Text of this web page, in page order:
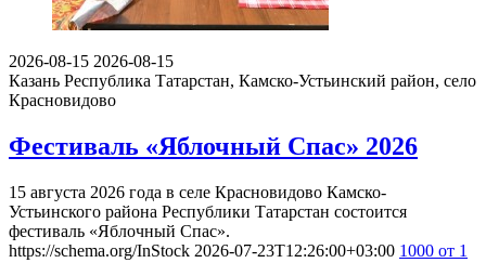
2026-08-15 2026-08-15
Казань Республика Татарстан, Камско-Устьинский район, село
Красновидово
Фестиваль «Яблочный Спас» 2026
15 августа 2026 года в селе Красновидово Камско-
Устьинского района Республики Татарстан состоится
фестиваль «Яблочный Спас».
https://schema.org/InStock 2026-07-23T12:26:00+03:00 1000 от 1